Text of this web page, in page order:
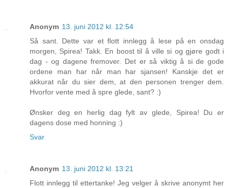
Anonym 13. juni 2012 kl. 12:54
Så sant. Dette var et flott innlegg å lese på en onsdag
morgen, Spirea! Takk. En boost til å ville si og gjøre godt i
dag - og dagene fremover. Det er så viktig å si de gode
ordene man har når man har sjansen! Kanskje det er
akkurat når du sier dem, at den personen trenger dem.
Hvorfor vente med å spre glede, sant? :)
Ønsker deg en herlig dag fylt av glede, Spirea! Du er
dagens dose med honning :)
Svar
Anonym 13. juni 2012 kl. 13:21
Flott innlegg til ettertanke! Jeg velger å skrive anonymt her